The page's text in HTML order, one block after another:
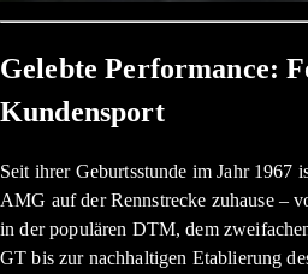
Gelebte Performance:
Kundensport
Seit ihrer Geburtsstunde im Jahr 1967
AMG auf der Rennstrecke zuhause ­­–
in der populären DTM, dem
GT bis zur nachhaltigen Etablierung